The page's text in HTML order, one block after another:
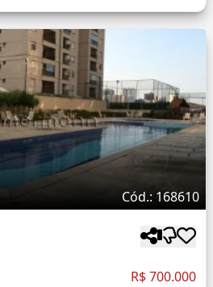
Cód.: 168610
R$ 700.000